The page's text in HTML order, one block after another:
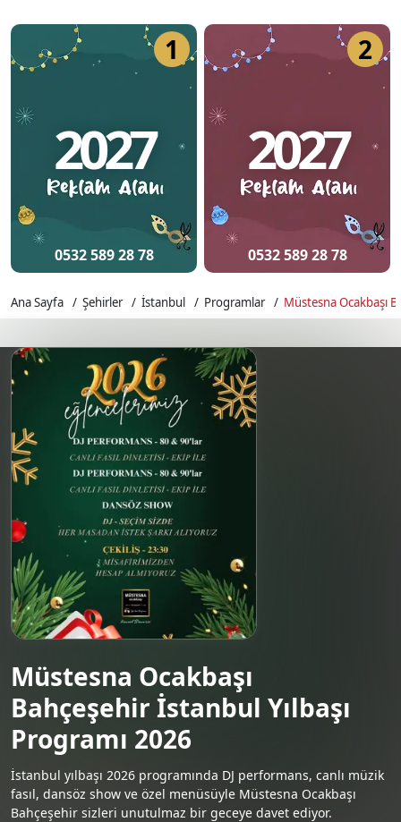
1
2027
0532 589 28 78
2
2027
0532 589 28 78
Ana Sayfa Şehirler İstanbul Programlar Müstesna Ocakbaşı
Müstesna Ocakbaşı
Bahçeşehir İstanbul Yılbaşı
Programı 2026
İstanbul yılbaşı 2026 programında DJ performans, canlı müzik
fasıl, dansöz show ve özel menüsüyle Müstesna Ocakbaşı
Bahçeşehir sizleri unutulmaz bir geceye davet ediyor.